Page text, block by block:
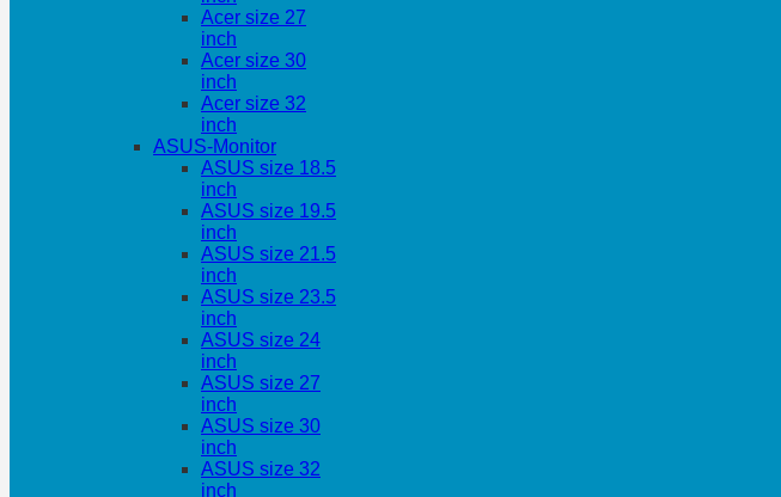
Acer size 27
inch
Acer size 30
inch
Acer size 32
inch
ASUS-Monitor
ASUS size 18.5
inch
ASUS size 19.5
inch
ASUS size 21.5
inch
ASUS size 23.5
inch
ASUS size 24
inch
ASUS size 27
inch
ASUS size 30
inch
ASUS size 32
inch